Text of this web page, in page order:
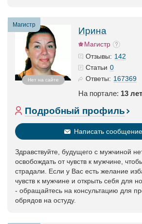
Магистр
Нет на сайте
Ирина
Магистр
Отзывы: 142
Статьи 0
Ответы: 167369
На портале: 13
Подробный профиль
Написать сообщение
Здравствуйте, будущего с мужчиной
освобождать от чувств к мужчине,
страдали. Если у Вас есть желание
чувств к мужчине и открыть себя для
- обращайтесь на консультацию для
обрядов на остуду.